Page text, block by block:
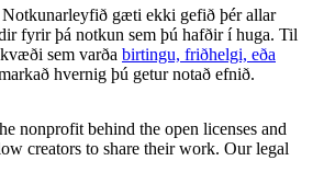
gæti ekki gefið þér allar
fyrir þá notkun sem þú hafðir í huga. Til
sem varða birtingu, friðhelgi, eða
hvernig þú getur notað efnið.
nonprofit behind the open licenses and
creators to share their work. Our legal